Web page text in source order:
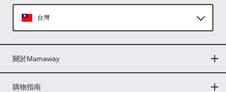
台灣
印尼
菲律賓
關於Mamaway
門市據點
最新消息
品牌故事
人力招募
媒體花絮
隱私權聲明
CSR企業社會責任
購物指南